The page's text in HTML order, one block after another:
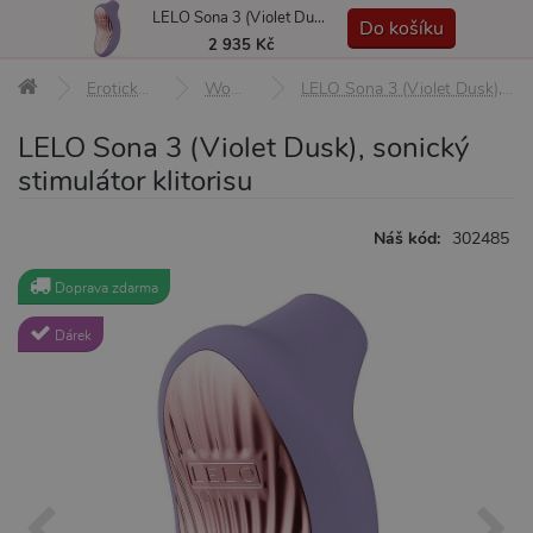
MENU
Erotické pomůcky Womanizery LELO Sona 3 (Violet Dusk), sonický stimulátor klitorisu
LELO Sona 3 (Violet Dusk), sonický
stimulátor klitorisu
Náš kód: 302485
Doprava zdarma
Dárek
LELO Sona 3 (Violet Dusk), sonický stimulátor klitorisu
2 935 Kč
Do košíku